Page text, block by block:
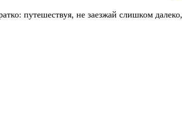
путешествуя, не заезжай слишком